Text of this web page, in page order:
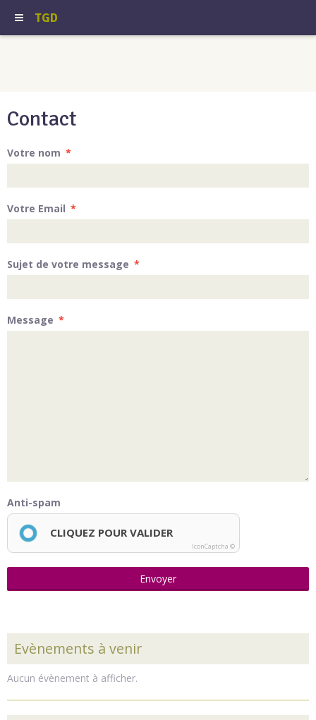
TGD
Contact
Votre nom
Votre Email
Sujet de votre message
Message
Anti-spam
CLIQUEZ POUR VALIDER
IconCaptcha ©
Envoyer
Evènements à venir
Aucun évènement à afficher.